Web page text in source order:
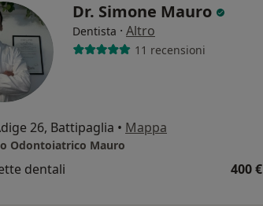
Dr. Simone Mauro
Dentista · Altro
11 recensioni
26, Battipaglia • Mappa
Odontoiatrico Mauro
dentali 400 €